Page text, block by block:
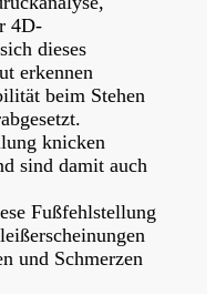
4D-
dieses
erkennen
beim Stehen
knicken
sind damit auch
Fußfehlstellung
und Schmerzen